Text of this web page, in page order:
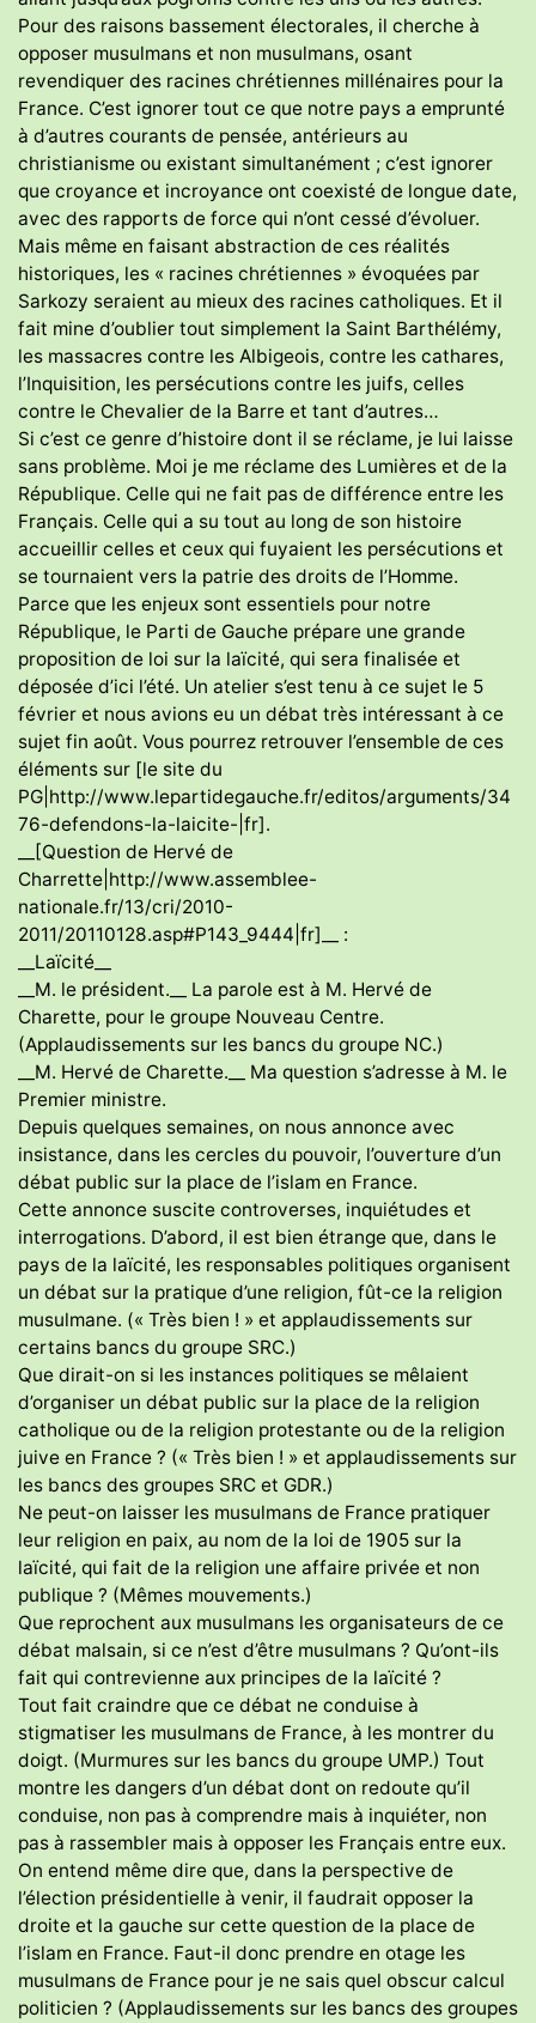
Pour des raisons bassement électorales, il cherche à
opposer musulmans et non musulmans, osant
revendiquer des racines chrétiennes millénaires pour la
France. C’est ignorer tout ce que notre pays a emprunté
à d’autres courants de pensée, antérieurs au
christianisme ou existant simultanément ; c’est ignorer
que croyance et incroyance ont coexisté de longue date,
avec des rapports de force qui n’ont cessé d’évoluer.
Mais même en faisant abstraction de ces réalités
historiques, les « racines chrétiennes » évoquées par
Sarkozy seraient au mieux des racines catholiques. Et il
fait mine d’oublier tout simplement la Saint Barthélémy,
les massacres contre les Albigeois, contre les cathares,
l’Inquisition, les persécutions contre les juifs, celles
contre le Chevalier de la Barre et tant d’autres…
Si c’est ce genre d’histoire dont il se réclame, je lui laisse
sans problème. Moi je me réclame des Lumières et de la
République. Celle qui ne fait pas de différence entre les
Français. Celle qui a su tout au long de son histoire
accueillir celles et ceux qui fuyaient les persécutions et
se tournaient vers la patrie des droits de l’Homme.
Parce que les enjeux sont essentiels pour notre
République, le Parti de Gauche prépare une grande
proposition de loi sur la laïcité, qui sera finalisée et
déposée d’ici l’été. Un atelier s’est tenu à ce sujet le 5
février et nous avions eu un débat très intéressant à ce
sujet fin août. Vous pourrez retrouver l’ensemble de ces
éléments sur [le site du
PG|http://www.lepartidegauche.fr/editos/arguments/34
76-defendons-la-laicite-|fr].
__[Question de Hervé de
Charrette|http://www.assemblee-
nationale.fr/13/cri/2010-
2011/20110128.asp#P143_9444|fr]__ :
__Laïcité__
__M. le président.__ La parole est à M. Hervé de
Charette, pour le groupe Nouveau Centre.
(Applaudissements sur les bancs du groupe NC.)
__M. Hervé de Charette.__ Ma question s’adresse à M. le
Premier ministre.
Depuis quelques semaines, on nous annonce avec
insistance, dans les cercles du pouvoir, l’ouverture d’un
débat public sur la place de l’islam en France.
Cette annonce suscite controverses, inquiétudes et
interrogations. D’abord, il est bien étrange que, dans le
pays de la laïcité, les responsables politiques organisent
un débat sur la pratique d’une religion, fût-ce la religion
musulmane. (« Très bien ! » et applaudissements sur
certains bancs du groupe SRC.)
Que dirait-on si les instances politiques se mêlaient
d’organiser un débat public sur la place de la religion
catholique ou de la religion protestante ou de la religion
juive en France ? (« Très bien ! » et applaudissements sur
les bancs des groupes SRC et GDR.)
Ne peut-on laisser les musulmans de France pratiquer
leur religion en paix, au nom de la loi de 1905 sur la
laïcité, qui fait de la religion une affaire privée et non
publique ? (Mêmes mouvements.)
Que reprochent aux musulmans les organisateurs de ce
débat malsain, si ce n’est d’être musulmans ? Qu’ont-ils
fait qui contrevienne aux principes de la laïcité ?
Tout fait craindre que ce débat ne conduise à
stigmatiser les musulmans de France, à les montrer du
doigt. (Murmures sur les bancs du groupe UMP.) Tout
montre les dangers d’un débat dont on redoute qu’il
conduise, non pas à comprendre mais à inquiéter, non
pas à rassembler mais à opposer les Français entre eux.
On entend même dire que, dans la perspective de
l’élection présidentielle à venir, il faudrait opposer la
droite et la gauche sur cette question de la place de
l’islam en France. Faut-il donc prendre en otage les
musulmans de France pour je ne sais quel obscur calcul
politicien ? (Applaudissements sur les bancs des groupes